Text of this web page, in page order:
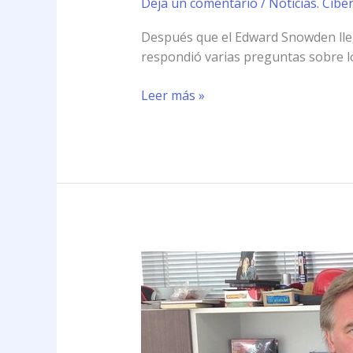
Después que el Edward Snowden
respondió varias preguntas sobre
Leer más »
\»Ya
no
existe
privacidad\»,